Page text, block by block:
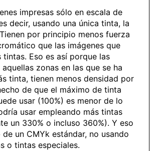
impresas sólo en escala de
decir, usando una única tinta, la
por principio menos fuerza
que las imágenes que
tintas. Eso es así porque las
aquellas zonas en las que se ha
tinta, tienen menos densidad por
de que el máximo de tinta
usar (100%) es menor de lo
usar empleando más tintas
un 330% o incluso 360%). Y eso
de un CMYk estándar, no usando
o tintas especiales.